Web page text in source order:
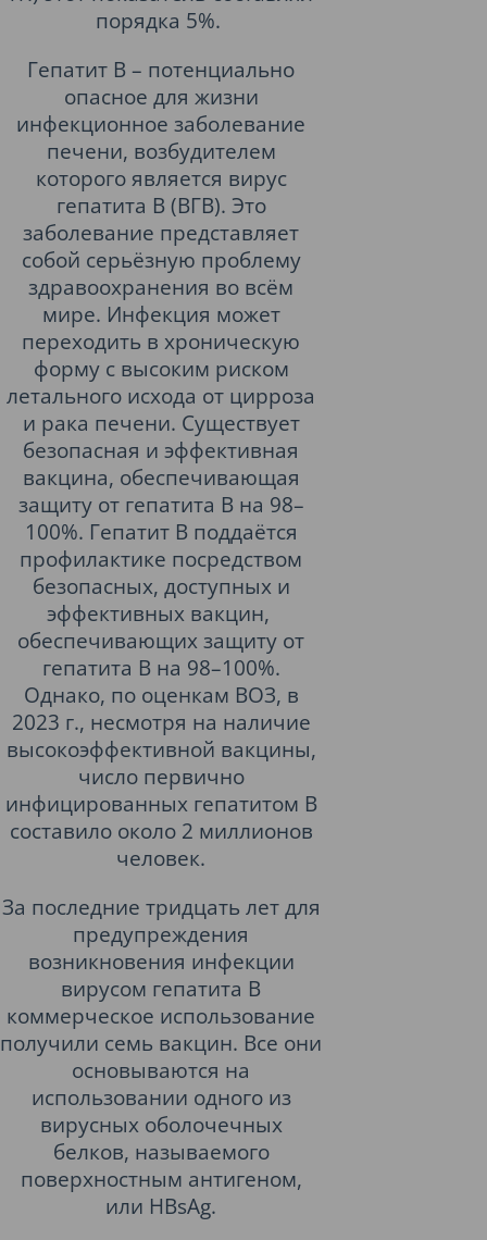
порядка 5%.
Гепатит В – потенциально
опасное для жизни
инфекционное заболевание
печени, возбудителем
которого является вирус
гепатита В (ВГВ). Это
заболевание представляет
собой серьёзную проблему
здравоохранения во всём
мире. Инфекция может
переходить в хроническую
форму с высоким риском
летального исхода от цирроза
и рака печени. Существует
безопасная и эффективная
вакцина, обеспечивающая
защиту от гепатита В на 98–
100%. Гепатит В поддаётся
профилактике посредством
безопасных, доступных и
эффективных вакцин,
обеспечивающих защиту от
гепатита В на 98–100%.
Однако, по оценкам ВОЗ, в
2023 г., несмотря на наличие
высокоэффективной вакцины,
число первично
инфицированных гепатитом В
составило около 2 миллионов
человек.
За последние тридцать лет для
предупреждения
возникновения инфекции
вирусом гепатита B
коммерческое использование
получили семь вакцин. Все они
основываются на
использовании одного из
вирусных оболочечных
белков, называемого
поверхностным антигеном,
или HBsAg.